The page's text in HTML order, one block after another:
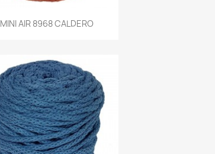
MINI AIR 8968 CALDERO
Vista rápida